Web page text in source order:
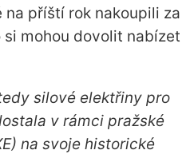
příští rok nakoupili za
mohou dovolit nabízet
silové elektřiny pro
v rámci pražské
na svoje historické